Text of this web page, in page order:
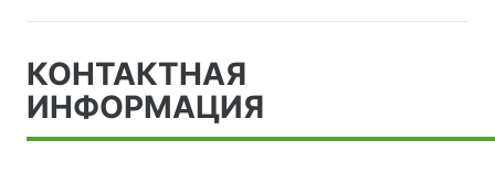
КОНТАКТНАЯ
ИНФОРМАЦИЯ